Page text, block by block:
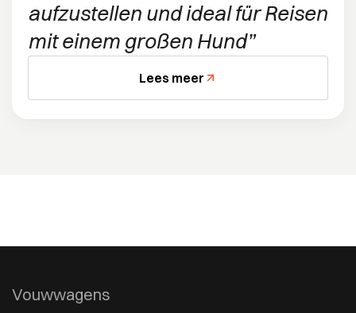
aufzustellen und ideal für Reisen
mit einem großen Hund
Lees meer
Vouwwagens